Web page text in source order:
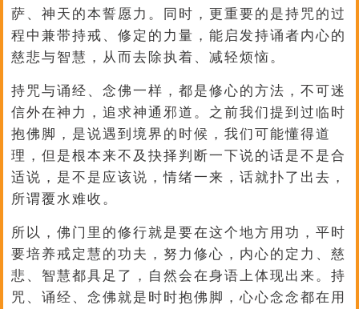
萨、神天的本誓愿力。同时，更重要的是持咒的过
程中兼带持戒、修定的力量，能启发持诵者内心的
慈悲与智慧，从而去除执着、减轻烦恼。
持咒与诵经、念佛一样，都是修心的方法，不可迷
信外在神力，追求神通邪道。之前我们提到过临时
抱佛脚，是说遇到境界的时候，我们可能懂得道
理，但是根本来不及抉择判断一下说的话是不是合
适说，是不是应该说，情绪一来，话就扑了出去，
所谓覆水难收。
所以，佛门里的修行就是要在这个地方用功，平时
要培养戒定慧的功夫，努力修心，内心的定力、慈
悲、智慧都具足了，自然会在身语上体现出来。持
咒、诵经、念佛就是时时抱佛脚，心心念念都在用